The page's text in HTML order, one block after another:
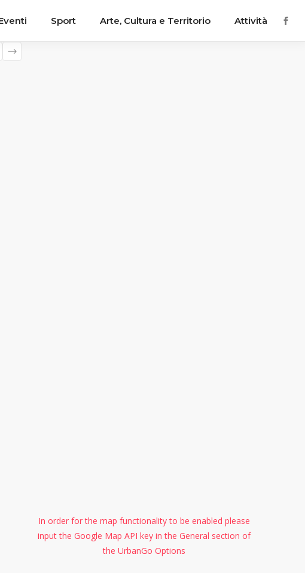
Sport Arte, Cultura e Territorio Attività
In order for the map functionality to be enabled please
input the Google Map API key in the General section of
the UrbanGo Options